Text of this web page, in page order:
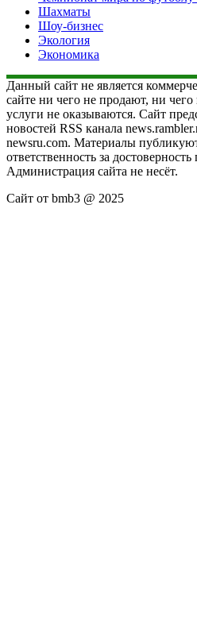
Шахматы
Шоу-бизнес
Экология
Экономика
Данный сайт не является
сайте ни чего не продают, ни
услуги не оказываются. Сайт
новостей RSS канала
newsru.com. Материалы
ответственность за
Администрация сайта не несёт.
Сайт от bmb3 @ 2025